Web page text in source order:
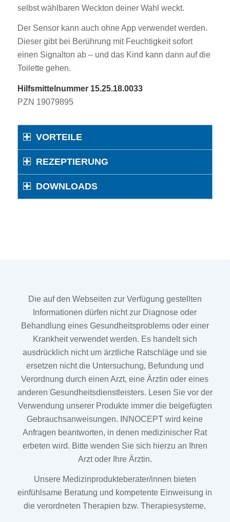
selbst wählbaren Weckton deiner Wahl weckt.
Der Sensor kann auch ohne App verwendet werden.
Dieser gibt bei Berührung mit Feuchtigkeit sofort
einen Signalton ab – und das Kind kann dann auf die
Toilette gehen.
Hilfsmittelnummer 15.25.18.0033
PZN 19079895
VORTEILE
REZEPTIERUNG
DOWNLOADS
Die auf den Webseiten zur Verfügung gestellten
Informationen dürfen nicht zur Diagnose oder
Behandlung eines Gesundheitsproblems oder einer
Krankheit verwendet werden. Es handelt sich
ausdrücklich nicht um ärztliche Ratschläge und sie
ersetzen nicht die Untersuchung, Befundung und
Verordnung durch einen Arzt, eine Ärztin oder eines
anderen Gesundheitsdienstleisters. Lesen Sie vor der
Verwendung unserer Produkte immer die beigefügten
Gebrauchsanweisungen. INNOCEPT wird keine
Anfragen beantworten, in denen medizinischer Rat
erbeten wird. Bitte wenden Sie sich hierzu an Ihren
Arzt oder Ihre Ärztin.
Unsere Medizinprodukteberater/innen bieten
einfühlsame Beratung und kompetente Einweisung in
die verordneten Therapien bzw. Therapiesysteme.